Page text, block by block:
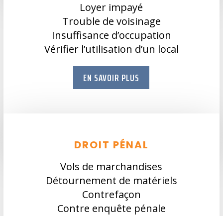
Loyer impayé
Trouble de voisinage
Insuffisance d’occupation
Vérifier l’utilisation d’un local
EN SAVOIR PLUS
DROIT PÉNAL
Vols de marchandises
Détournement de matériels
Contrefaçon
Contre enquête pénale